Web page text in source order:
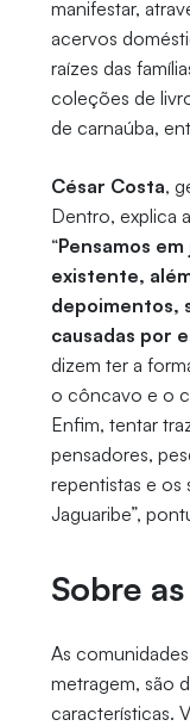
manifestar,
acervos
raízes das
coleções de
de carnaúba,
César Costa,
Dentro, explica
“Pensamos
existente,
depoimentos,
causadas por
dizem ter a
o côncavo e o
Enfim, tentar
pensadores,
repentistas e os
Jaguaribe”,
Sobre
As
metragem, são
características.